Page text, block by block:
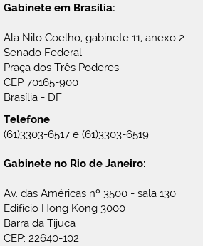
Gabinete em Brasília:
Ala Nilo Coelho, gabinete 11, anexo 2.
Senado Federal
Praça dos Três Poderes
CEP 70165-900
Brasília - DF
Telefone
(61)3303-6517 e (61)3303-6519
Gabinete no Rio de Janeiro:
Av. das Américas nº 3500 - sala 130
Edifício Hong Kong 3000
Barra da Tijuca
CEP: 22640-102